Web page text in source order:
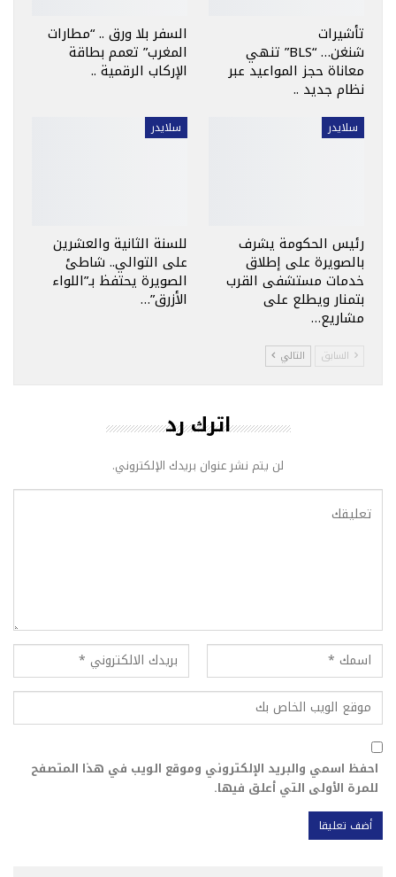
تأشيرات
شنغن… “BLS” تنهي
معاناة حجز المواعيد عبر
نظام جديد ..
السفر بلا ورق .. “مطارات
المغرب” تعمم بطاقة
الإركاب الرقمية ..
سلايدر
رئيس الحكومة يشرف
بالصويرة على إطلاق
خدمات مستشفى القرب
بتمنار ويطلع على
مشاريع…
سلايدر
للسنة الثانية والعشرين
على التوالي.. شاطئ
الصويرة يحتفظ بـ”اللواء
الأزرق”…
السابق التالي
اترك رد
لن يتم نشر عنوان بريدك الإلكتروني.
احفظ اسمي والبريد الإلكتروني وموقع الويب في هذا المتصفح
للمرة الأولى التي أعلق فيها.